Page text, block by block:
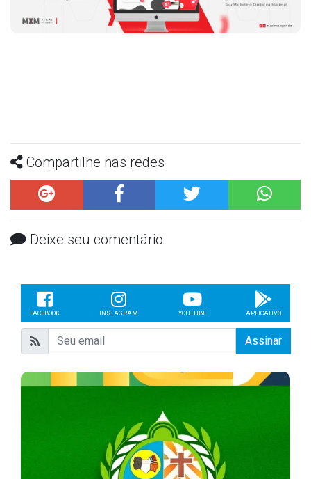
Compartilhe nas redes
Deixe seu comentário
FACEBOOK INSTAGRAM YOUTUBE APLICATIVO
Assinar